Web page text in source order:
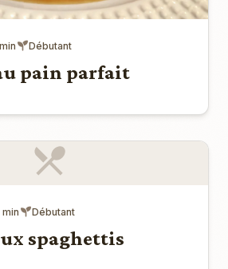
Débutant
pain parfait
min Débutant
spaghettis